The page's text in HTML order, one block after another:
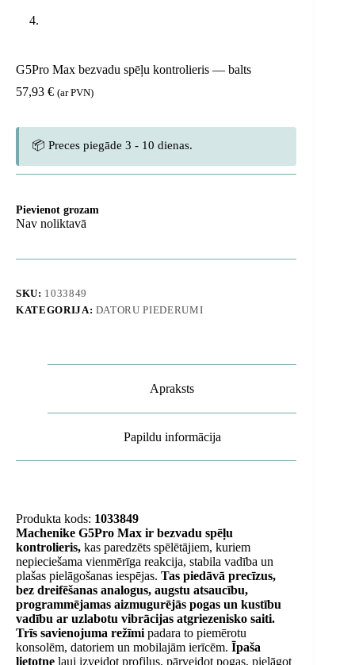
G5Pro Max bezvadu spēļu kontrolieris — balts
57,93 € (ar PVN)
📦 Preces piegāde 3 - 10 dienas.
Pievienot grozam
Nav noliktavā
SKU: 1033849
KATEGORIJA: DATORU PIEDERUMI
Apraksts
Papildu informācija
Produkta kods: 1033849
Machenike G5Pro Max ir bezvadu spēļu
kontrolieris, kas paredzēts spēlētājiem, kuriem
nepieciešama vienmērīga reakcija, stabila vadība un
plašas pielāgošanas iespējas. Tas piedāvā precīzus,
bez dreifēšanas analogus, augstu atsaucību,
programmējamas aizmugurējās pogas un kustību
vadību ar uzlabotu vibrācijas atgriezenisko saiti.
Trīs savienojuma režīmi padara to piemērotu
konsolēm, datoriem un mobilajām ierīcēm. Īpaša
lietotne ļauj izveidot profilus, pārveidot pogas, pielāgot